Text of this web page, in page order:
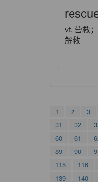
vt. 营救
解救
1 2 3
31
32
60
61
89
90
115
116
139
140